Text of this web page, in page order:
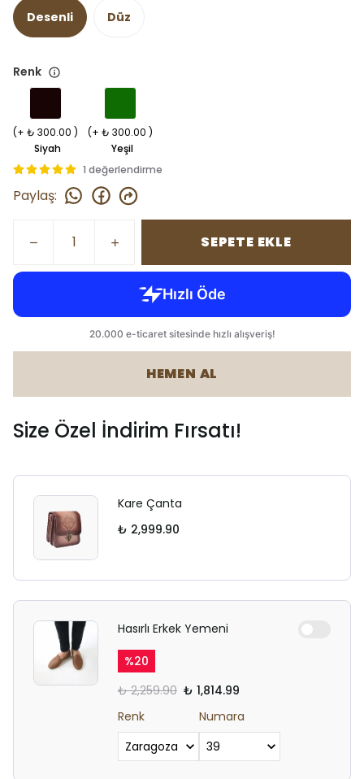
Desenli Düz
Renk
(+ ₺ 300.00 )
Siyah
(+ ₺ 300.00 )
Yeşil
1 değerlendirme
Paylaş:
SEPETE EKLE
HEMEN AL
Size Özel İndirim Fırsatı!
Kare Çanta
₺ 2,999.90
Hasırlı Erkek Yemeni
%20
₺ 2,259.90 ₺ 1,814.99
Renk
Numara